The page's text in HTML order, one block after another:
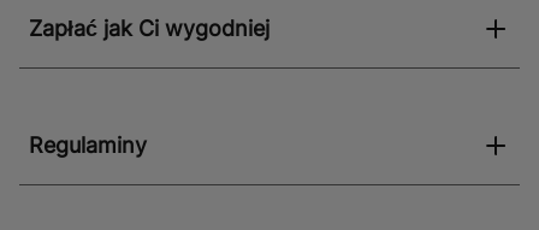
Zapłać jak Ci wygodniej
Regulaminy